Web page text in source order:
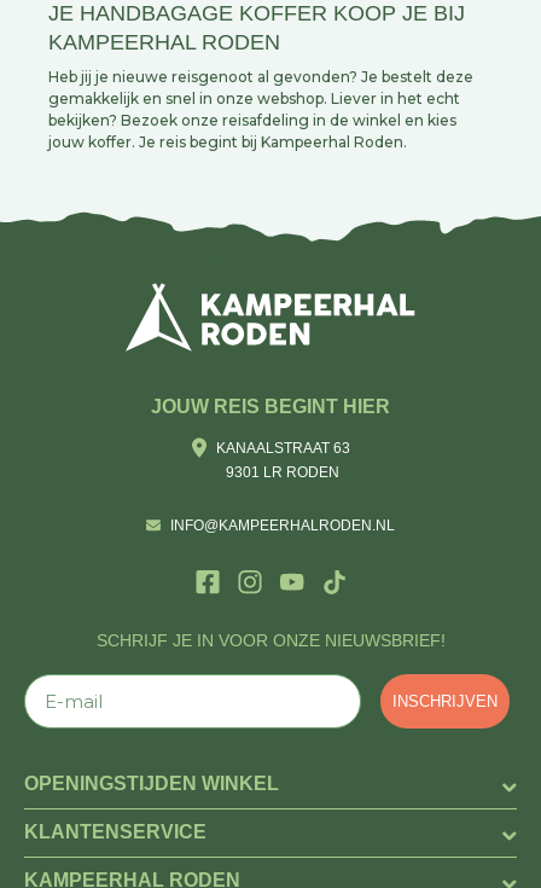
JE HANDBAGAGE KOFFER KOOP JE BIJ
KAMPEERHAL RODEN
Heb jij je nieuwe reisgenoot al gevonden? Je bestelt deze
gemakkelijk en snel in onze webshop. Liever in het echt
bekijken? Bezoek onze reisafdeling in de winkel en kies
jouw koffer. Je reis begint bij Kampeerhal Roden.
SCHRIJF JE IN VOOR ONZE NIEUWSBRIEF!
E-mail
INSCHRIJVEN
JOUW REIS BEGINT HIER
KANAALSTRAAT 63
9301 LR RODEN
INFO@KAMPEERHALRODEN.NL
OPENINGSTIJDEN WINKEL
KLANTENSERVICE
KAMPEERHAL RODEN